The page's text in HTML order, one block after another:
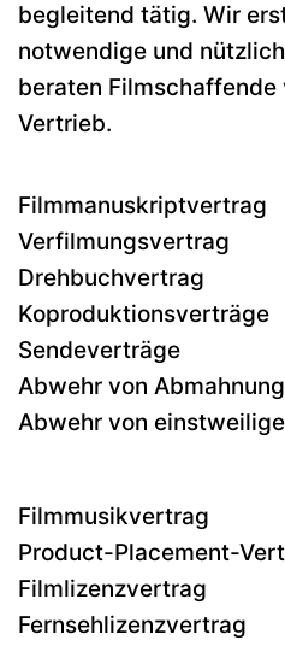
begleitend tätig. Wir
notwendige und
beraten Filmschaffende
Vertrieb.
Filmmanuskriptvertrag
Verfilmungsvertrag
Drehbuchvertrag
Koproduktionsverträge
Sendeverträge
Abwehr von
Abwehr von
Filmmusikvertrag
Product-Placement-
Filmlizenzvertrag
Fernsehlizenzvertrag